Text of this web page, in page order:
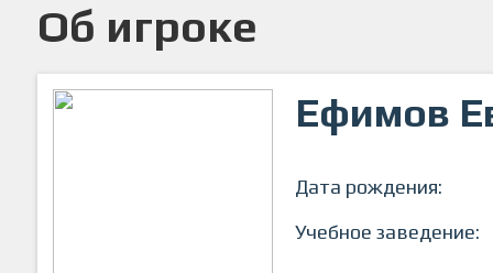
Об игроке
Ефимов
Дата рождения:
Учебное заведение: